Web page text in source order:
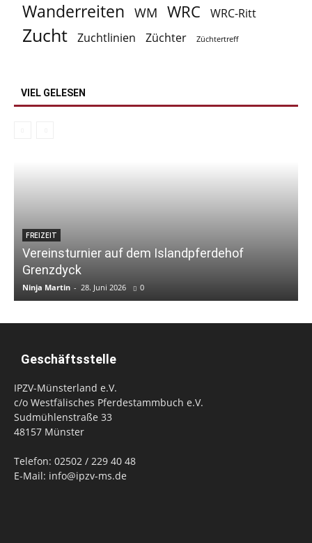
Wanderreiten WM WRC WRC-Ritt
Zucht Zuchtlinien Züchter Züchtertreff
VIEL GELESEN
FREIZEIT
Vereinsturnier auf dem Islandpferdehof
Grenzdyck
Ninja Martin - 28. Juni 2026 0
Geschäftsstelle
IPZV-Münsterland e.V.
c/o Westfälisches Pferdestammbuch e.V.
Sudmühlenstraße 33
48157 Münster
Telefon: 02502 / 229 40 48
E-Mail: info@ipzv-ms.de